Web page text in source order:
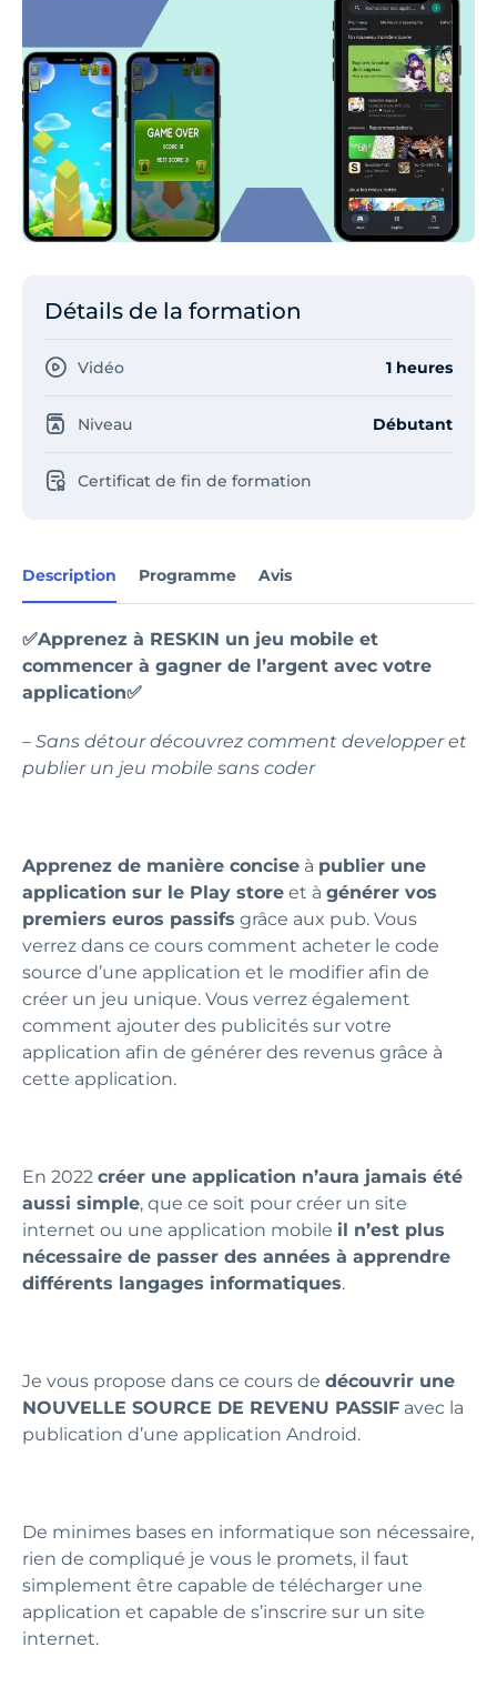
Description Programme Avis
✅Apprenez à RESKIN un jeu mobile et
commencer à gagner de l’argent avec votre
application✅
– Sans détour découvrez comment developper et
publier un jeu mobile sans coder
Apprenez de manière concise à publier une
application sur le Play store et à générer vos
premiers euros passifs grâce aux pub. Vous
verrez dans ce cours comment acheter le code
source d’une application et le modifier afin de
créer un jeu unique. Vous verrez également
comment ajouter des publicités sur votre
application afin de générer des revenus grâce à
cette application.
En 2022 créer une application n’aura jamais été
aussi simple, que ce soit pour créer un site
internet ou une application mobile il n’est plus
nécessaire de passer des années à apprendre
différents langages informatiques.
Je vous propose dans ce cours de découvrir une
NOUVELLE SOURCE DE REVENU PASSIF avec la
publication d’une application Android.
De minimes bases en informatique son nécessaire,
rien de compliqué je vous le promets, il faut
simplement être capable de télécharger une
application et capable de s’inscrire sur un site
internet.
Détails de la formation
Vidéo 1 heures
Niveau Débutant
Certificat de fin de formation